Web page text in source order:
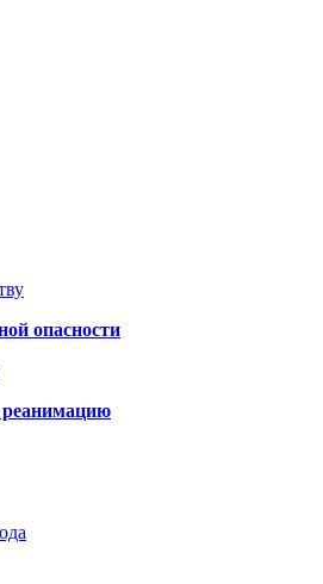
опасности
реанимацию